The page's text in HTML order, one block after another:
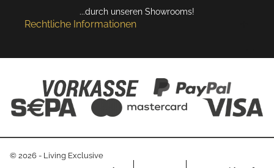
...durch unseren Showrooms!
Rechtliche Informationen
© 2026 - Living Exclusive